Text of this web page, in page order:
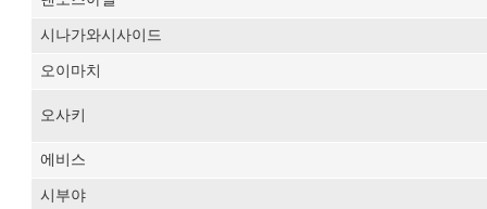
시나가와시사이드
오이마치
오사키
에비스
시부야